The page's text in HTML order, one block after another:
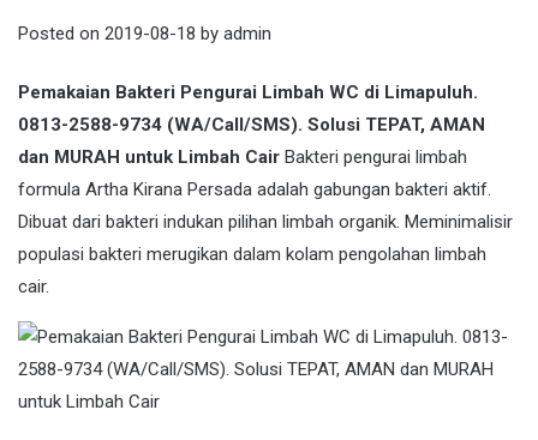
Posted on 2019-08-18 by admin
Pemakaian Bakteri Pengurai Limbah WC di Limapuluh.
0813-2588-9734 (WA/Call/SMS). Solusi TEPAT, AMAN
dan MURAH untuk Limbah Cair Bakteri pengurai limbah
formula Artha Kirana Persada adalah gabungan bakteri aktif.
Dibuat dari bakteri indukan pilihan limbah organik. Meminimalisir
populasi bakteri merugikan dalam kolam pengolahan limbah
cair.